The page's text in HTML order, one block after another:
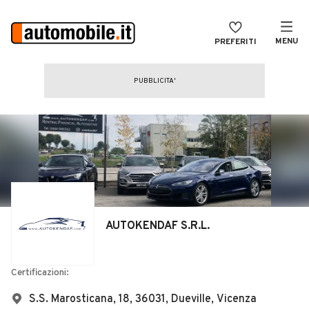
PREFERITI MENU
CERCA
Auto usate
Auto Km 0
Auto Nuove
Noleggio a lungo termine
Auto d'epoca
MAGAZINE
ACCEDI
AUTOKENDAF S.R.L.
Certificazioni:
S.S. Marosticana, 18, 36031, Dueville, Vicenza